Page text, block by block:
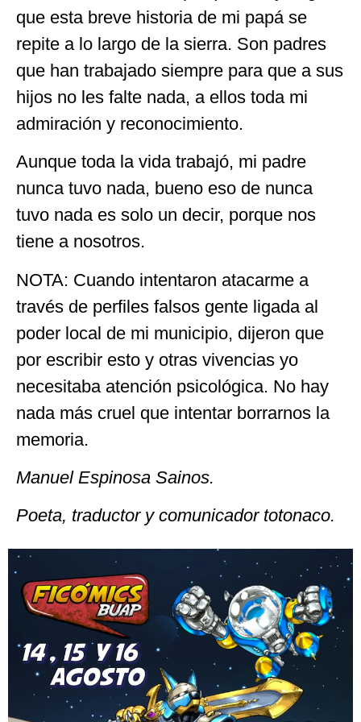
que esta breve historia de mi papá se
repite a lo largo de la sierra. Son padres
que han trabajado siempre para que a sus
hijos no les falte nada, a ellos toda mi
admiración y reconocimiento.
Aunque toda la vida trabajó, mi padre
nunca tuvo nada, bueno eso de nunca
tuvo nada es solo un decir, porque nos
tiene a nosotros.
NOTA: Cuando intentaron atacarme a
través de perfiles falsos gente ligada al
poder local de mi municipio, dijeron que
por escribir esto y otras vivencias yo
necesitaba atención psicológica. No hay
nada más cruel que intentar borrarnos la
memoria.
Manuel Espinosa Sainos.
Poeta, traductor y comunicador totonaco.